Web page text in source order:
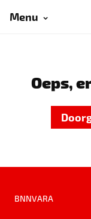
Menu
Oeps,
BNNVARA